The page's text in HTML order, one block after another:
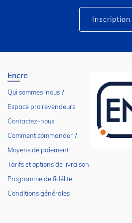
Inscription
Encre
Qui sommes-nous ?
Espace pro revendeurs
Contactez-nous
Comment commander ?
Moyens de paiement
Tarifs et options de livraison
Programme de fidélité
Conditions générales